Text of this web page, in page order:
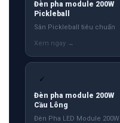
Đèn pha module 200W
Pickleball
Sân Pickleball tiêu chuẩn
✓
Đèn pha module 200W
Cầu Lông
Đèn Pha LED Module 200W